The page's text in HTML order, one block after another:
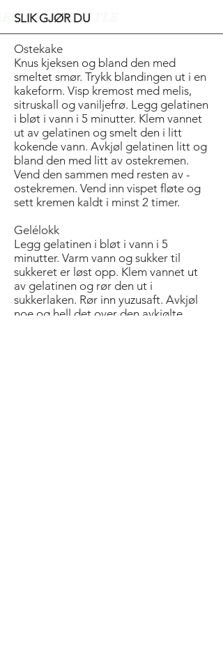
OF THE TITLE
SLIK GJØR DU
Ostekake
Knus kjeksen og bland den med
smeltet smør. Trykk blandingen ut i en
kakeform. Visp kremost med melis,
sitruskall og vaniljefrø. Legg gelatinen
i bløt i vann i 5 minutter. Klem vannet
ut av gelatinen og smelt den i litt
kokende vann. Avkjøl gelatinen litt og
bland den med litt av ostekremen.
Vend den sammen med resten av ­
ostekremen. Vend inn vispet fløte og
sett kremen kaldt i minst 2 timer.
Gelélokk
Legg gelatinen i bløt i vann i 5
minutter. Varm vann og sukker til
sukkeret er løst opp. Klem vannet ut
av gelatinen og rør den ut i
sukkerlaken. Rør inn yuzusaft. Avkjøl
noe og hell det over den avkjølte